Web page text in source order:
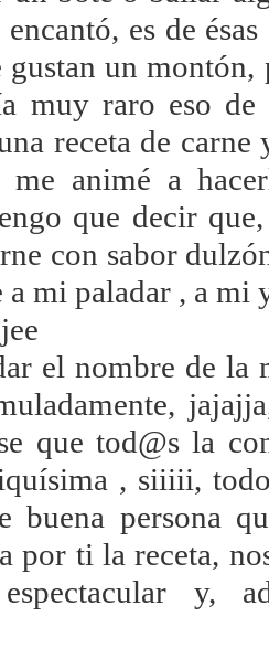
encantó, es de
un montón,
muy raro eso de
receta de
me animé a
que decir
con sabor
a mi paladar , a mi
el nombre de la
que tod@s la
, siiiii,
buena persona
por ti la receta,
y,